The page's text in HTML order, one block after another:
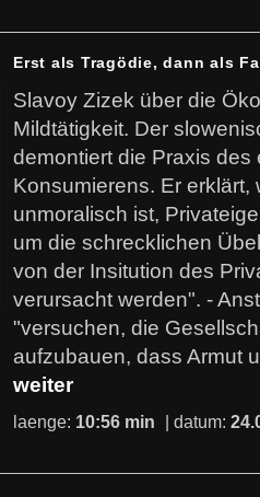
Erst als Tragödie, dann als
Slavoy Zizek über die
Mildtätigkeit. Der
demontiert die Praxis des
Konsumierens. Er erklärt,
unmoralisch ist,
um die schrecklichen
von der Insitution des
verursacht werden". -
"versuchen, die
aufzubauen, dass Armut
weiter
laenge: 10:56 min | datum: